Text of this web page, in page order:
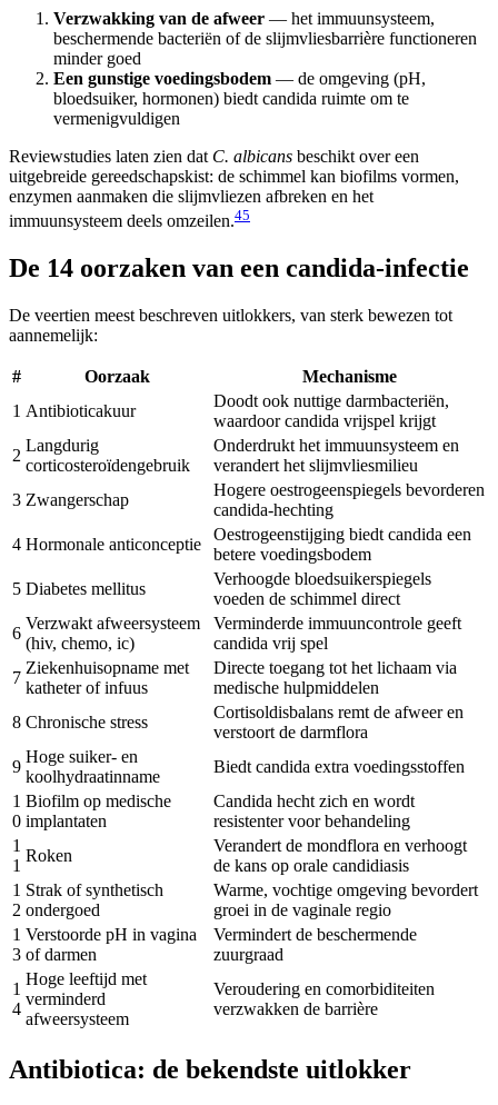
Verzwakking van de afweer — het immuunsysteem,
beschermende bacteriën of de slijmvliesbarrière functioneren
minder goed
Een gunstige voedingsbodem — de omgeving (pH,
bloedsuiker, hormonen) biedt candida ruimte om te
vermenigvuldigen
Reviewstudies laten zien dat C. albicans beschikt over een
uitgebreide gereedschapskist: de schimmel kan biofilms vormen,
enzymen aanmaken die slijmvliezen afbreken en het
immuunsysteem deels omzeilen.45
De 14 oorzaken van een candida-infectie
De veertien meest beschreven uitlokkers, van sterk bewezen tot
aannemelijk:
# Oorzaak
Mechanisme
1 Antibioticakuur
Doodt ook nuttige darmbacteriën,
waardoor candida vrijspel krijgt
2
Langdurig
corticosteroïdengebruik
Onderdrukt het immuunsysteem en
verandert het slijmvliesmilieu
3 Zwangerschap
Hogere oestrogeenspiegels bevorderen
candida-hechting
4 Hormonale anticonceptie
Oestrogeenstijging biedt candida een
betere voedingsbodem
5 Diabetes mellitus
Verhoogde bloedsuikerspiegels
voeden de schimmel direct
6
Verzwakt afweersysteem
(hiv, chemo, ic)
Verminderde immuuncontrole geeft
candida vrij spel
7
Ziekenhuisopname met
katheter of infuus
Directe toegang tot het lichaam via
medische hulpmiddelen
8 Chronische stress
Cortisoldisbalans remt de afweer en
verstoort de darmflora
9
Hoge suiker- en
koolhydraatinname
Biedt candida extra voedingsstoffen
1
0
Biofilm op medische
implantaten
Candida hecht zich en wordt
resistenter voor behandeling
1
1
Roken
Verandert de mondflora en verhoogt
de kans op orale candidiasis
1
2
Strak of synthetisch
ondergoed
Warme, vochtige omgeving bevordert
groei in de vaginale regio
1
3
Verstoorde pH in vagina
of darmen
Vermindert de beschermende
zuurgraad
1
4
Hoge leeftijd met
verminderd
afweersysteem
Veroudering en comorbiditeiten
verzwakken de barrière
Antibiotica: de bekendste uitlokker